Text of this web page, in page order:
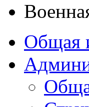
Общая